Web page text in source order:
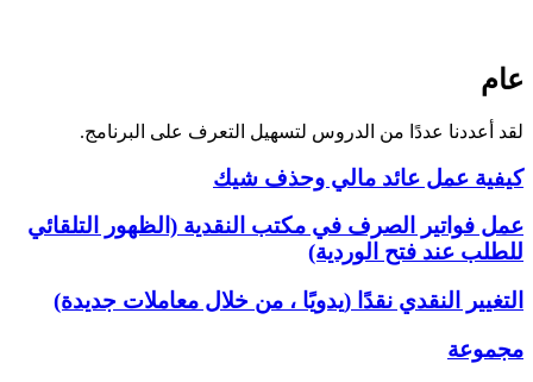
عام
لقد أعددنا عددًا من الدروس لتسهيل التعرف على البرنامج.
كيفية عمل عائد مالي وحذف شيك
عمل فواتير الصرف في مكتب النقدية (الظهور التلقائي
للطلب عند فتح الوردية)
التغيير النقدي نقدًا (يدويًا ، من خلال معاملات جديدة)
مجموعة